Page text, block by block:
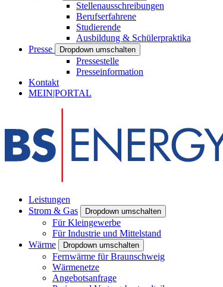
Stellenausschreibungen
Berufserfahrene
Studierende
Ausbildung & Schülerpraktika
Presse
Dropdown umschalten
Pressestelle
Presseinformation
Kontakt
MEIN|PORTAL
Leistungen
Strom & Gas
Dropdown umschalten
Für Kleingewerbe
Für Industrie und Mittelstand
Wärme
Dropdown umschalten
Fernwärme für Braunschweig
Wärmenetze
Angebotsanfrage